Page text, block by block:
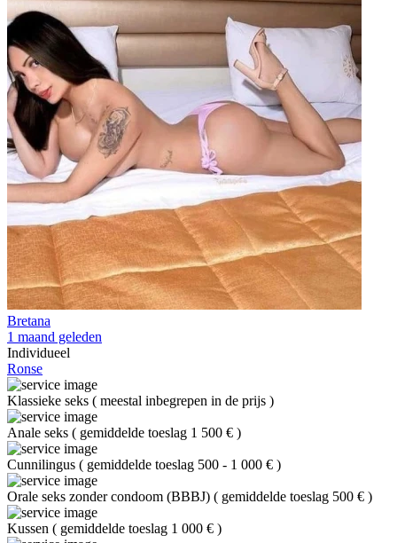
Bretana
1 maand geleden
Individueel
Ronse
Klassieke seks ( meestal inbegrepen in de prijs )
Anale seks ( gemiddelde toeslag 1 500 € )
Cunnilingus ( gemiddelde toeslag 500 - 1 000 € )
Orale seks zonder condoom (BBBJ) ( gemiddelde toeslag 500 € )
Kussen ( gemiddelde toeslag 1 000 € )